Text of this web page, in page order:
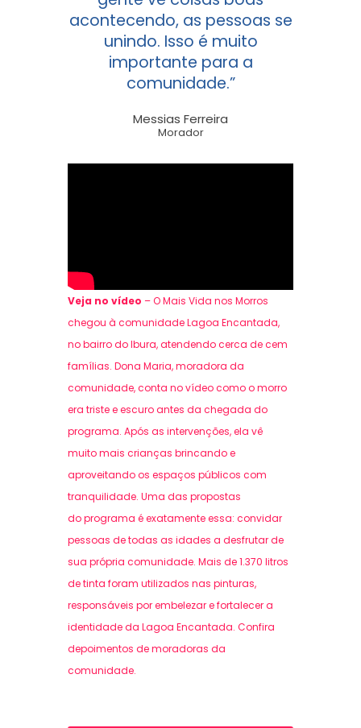
acontecendo, as pessoas se
unindo. Isso é muito
importante para a
comunidade.”
Messias Ferreira
Morador
Veja no vídeo –O Mais Vida nos Morros
chegou à comunidade Lagoa Encantada,
no bairro do Ibura, atendendo cerca de cem
famílias. Dona Maria, moradora da
comunidade, conta no vídeo como o morro
era triste e escuro antes da chegada do
programa. Após as intervenções, ela vê
muito mais crianças brincando e
aproveitando os espaços públicos com
tranquilidade. Uma das propostas
doprograma é exatamente essa: convidar
pessoas de todas as idades a desfrutar de
sua própria comunidade. Mais de 1.370 litros
de tinta foram utilizados nas pinturas,
responsáveis por embelezar e fortalecer a
identidade da Lagoa Encantada. Confira
depoimentos de moradoras da
comunidade.